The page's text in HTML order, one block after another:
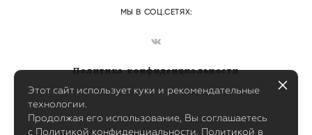
МЫ В СОЦ.СЕТЯХ:
Политика конфиденциальности
Этот сайт использует куки и рекомендательные
технологии.
Продолжая его использование, Вы соглашаетесь
с Политикой конфиденциальности, Политикой в